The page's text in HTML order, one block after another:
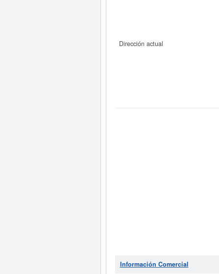
Dirección actual
Información Comercial